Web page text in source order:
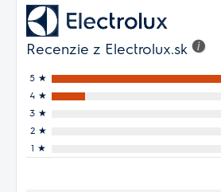
Recenzie z Electrolux.sk
5 ★
4 ★
3 ★
2 ★
1 ★